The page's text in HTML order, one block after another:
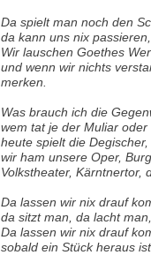
Da spielt man noch den
da kann uns nix
Wir lauschen Goethes
und wenn wir nichts
merken.
Was brauch ich die
wem tat je der Muliar oder
heute spielt die
wir ham unsere Oper,
Volkstheater, Kärntnertor,
Da lassen wir nix drauf
da sitzt man, da lacht
Da lassen wir nix drauf
sobald ein Stück heraus